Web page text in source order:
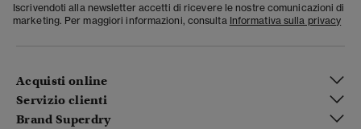
Iscrivendoti alla newsletter accetti di ricevere le nostre comunicazioni di
marketing. Per maggiori informazioni, consulta Informativa sulla privacy
Acquisti online
Servizio clienti
Brand Superdry